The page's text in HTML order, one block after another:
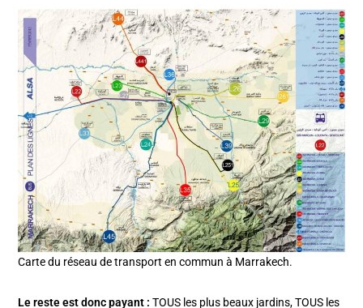
Carte du réseau de transport en commun à Marrakech.
Le reste est donc payant :TOUS les plus beaux jardins, TOUS les